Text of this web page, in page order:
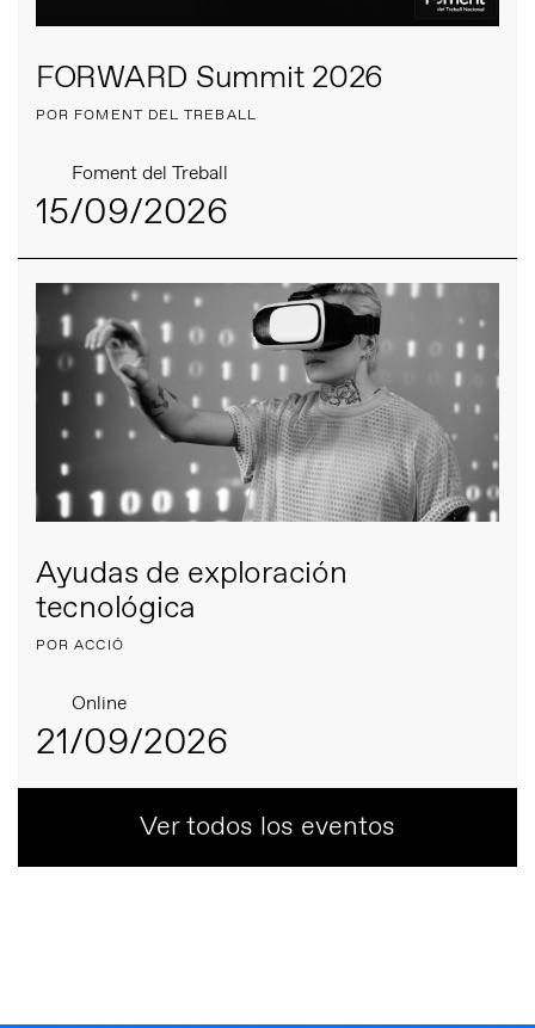
FORWARD Summit 2026
POR FOMENT DEL TREBALL
Foment del Treball
15/09/2026
Ayudas de exploración
tecnológica
POR ACCIÓ
Online
21/09/2026
Ver todos los eventos